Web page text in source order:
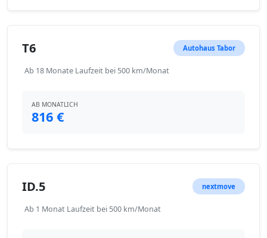
T6 Autohaus Tabor
Ab 18 Monate Laufzeit bei 500 km/Monat
AB MONATLICH
816 €
ID.5 nextmove
Ab 1 Monat Laufzeit bei 500 km/Monat